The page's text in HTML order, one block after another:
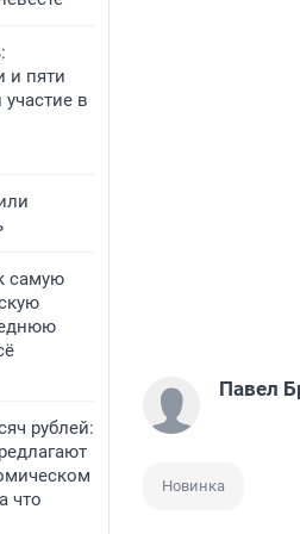
и пяти
в
самую
рублей:
что
Павел
Новинка